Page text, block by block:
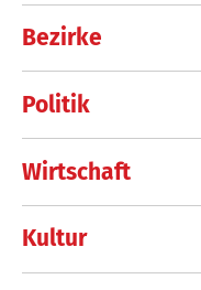
Bezirke
Politik
Wirtschaft
Kultur